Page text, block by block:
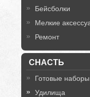
Бейсболки
Мелкие
Ремонт
СНАСТЬ
Готовые наборы
Удилища